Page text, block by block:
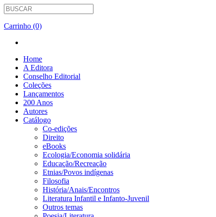
Carrinho (0)
Home
A Editora
Conselho Editorial
Coleções
Lançamentos
200 Anos
Autores
Catálogo
Co-edições
Direito
eBooks
Ecologia/Economia solidária
Educação/Recreação
Etnias/Povos indígenas
Filosofia
História/Anais/Encontros
Literatura Infantil e Infanto-Juvenil
Outros temas